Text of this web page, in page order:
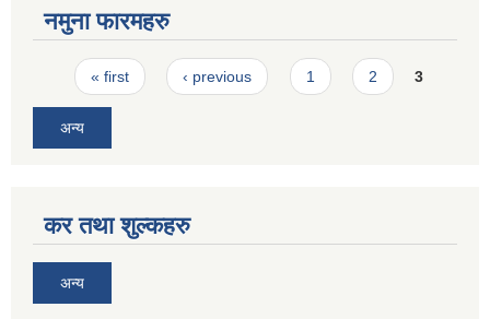
नमुना फारमहरु
Pages
« first ‹ previous 1 2 3
अन्य
कर तथा शुल्कहरु
अन्य